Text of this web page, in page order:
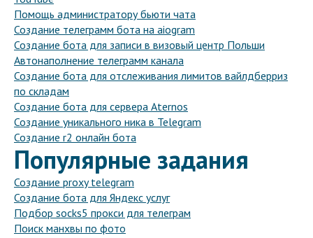
Помощь администратору бьюти чата
Создание телеграмм бота на aiogram
Создание бота для записи в визовый центр Польши
Автонаполнение телеграмм канала
Создание бота для отслеживания лимитов вайлдберриз
по складам
Создание бота для сервера Aternos
Создание уникального ника в Telegram
Создание r2 онлайн бота
Популярные задания
Создание proxy telegram
Создание бота для Яндекс услуг
Подбор socks5 прокси для телеграм
Поиск манхвы по фото